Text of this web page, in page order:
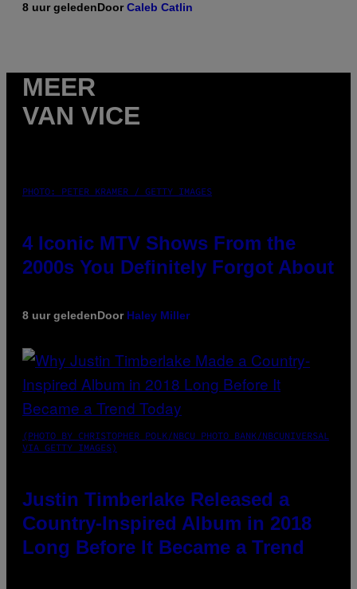
8 uur geledenDoorCaleb Catlin
MEER
VAN VICE
PHOTO: PETER KRAMER / GETTY IMAGES
4 Iconic MTV Shows From the
2000s You Definitely Forgot About
8 uur geledenDoor Haley Miller
(PHOTO BY CHRISTOPHER POLK/NBCU PHOTO BANK/NBCUNIVERSAL
VIA GETTY IMAGES)
Justin Timberlake Released a
Country-Inspired Album in 2018
Long Before It Became a Trend